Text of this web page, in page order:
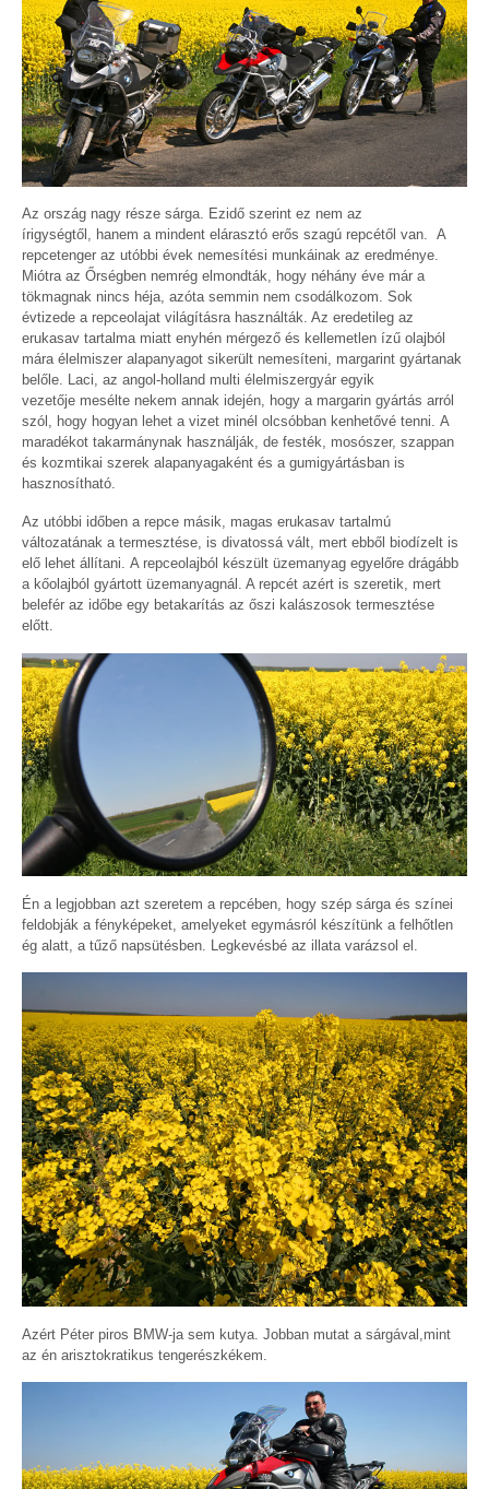
Az ország nagy része sárga. Ezidő szerint ez nem az
írigységtől, hanem a mindent elárasztó erős szagú repcétől van. A
repcetenger az utóbbi évek nemesítési munkáinak az eredménye.
Miótra az Őrségben nemrég elmondták, hogy néhány éve már a
tökmagnak nincs héja, azóta semmin nem csodálkozom. Sok
évtizede a repceolajat világításra használták. Az eredetileg az
erukasav tartalma miatt enyhén mérgező és kellemetlen ízű olajból
mára élelmiszer alapanyagot sikerült nemesíteni, margarint gyártanak
belőle. Laci, az angol-holland multi élelmiszergyár egyik
vezetője mesélte nekem annak idején, hogy a margarin gyártás arról
szól, hogy hogyan lehet a vizet minél olcsóbban kenhetővé tenni. A
maradékot takarmánynak használják, de festék, mosószer, szappan
és kozmtikai szerek alapanyagaként és a gumigyártásban is
hasznosítható.
Az utóbbi időben a repce másik, magas erukasav tartalmú
változatának a termesztése, is divatossá vált, mert ebből biodízelt is
elő lehet állítani. A repceolajból készült üzemanyag egyelőre drágább
a kőolajból gyártott üzemanyagnál. A repcét azért is szeretik, mert
belefér az időbe egy betakarítás az őszi kalászosok termesztése
előtt.
Én a legjobban azt szeretem a repcében, hogy szép sárga és színei
feldobják a fényképeket, amelyeket egymásról készítünk a felhőtlen
ég alatt, a tűző napsütésben. Legkevésbé az illata varázsol el.
Azért Péter piros BMW-ja sem kutya. Jobban mutat a sárgával,mint
az én arisztokratikus tengerészkékem.